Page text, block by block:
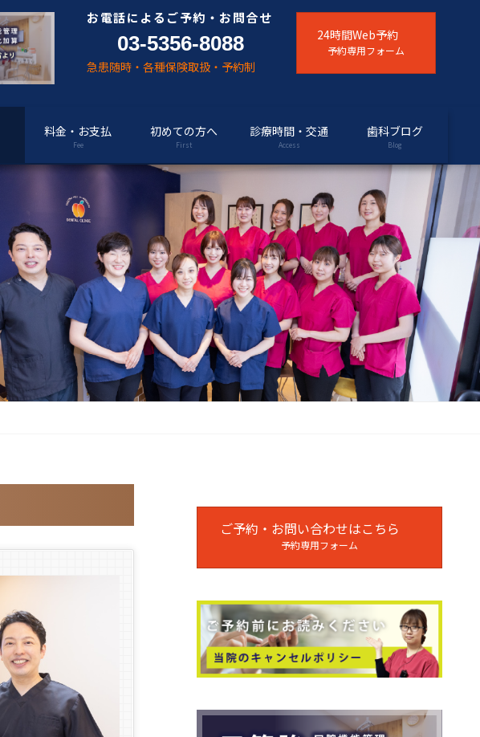
お電話によるご予約・お問合せ
03-5356-8088
急患随時・各種保険取扱・予約制
24時間Web予約
予約専用フォーム
料金・お支払
Fee
初めての方へ
First
診療時間・交通
Access
歯科ブログ
Blog
ご予約・お問い合わせはこちら
予約専用フォーム